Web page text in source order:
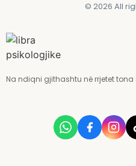
© 2026 All
Na ndiqni gjithashtu në rrjetet tona